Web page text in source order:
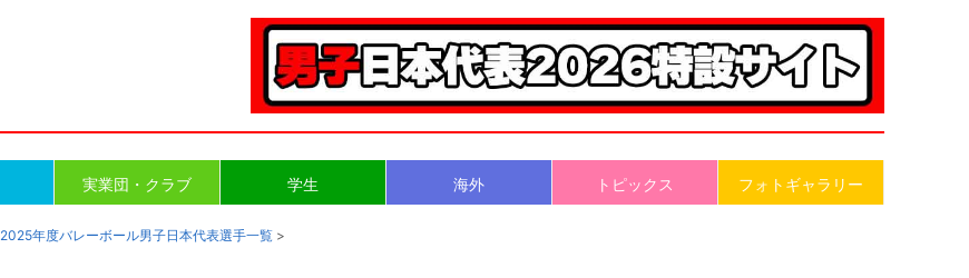
実業団・クラブ 学生 海外 トピックス フォトギャラリー
2025年度バレーボール男子日本代表選手一覧 >